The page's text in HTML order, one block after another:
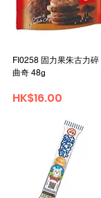
FI0258 固力果朱古力碎
曲奇 48g
Price
HK$16.00